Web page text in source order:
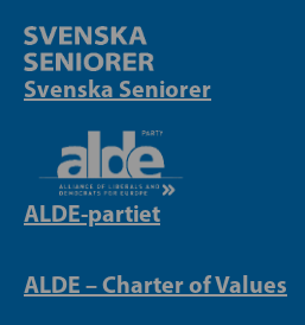
Svenska Seniorer
ALDE-partiet
ALDE – Charter of Values